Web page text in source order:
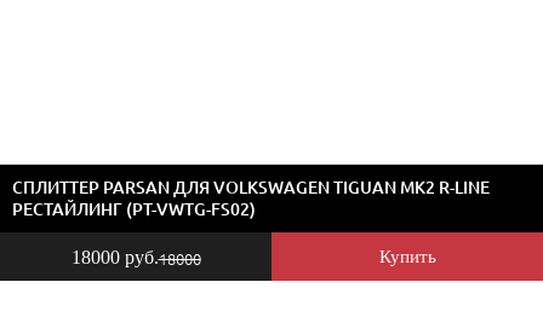
18000 руб.18000 Купить
СПЛИТТЕР PARSAN ДЛЯ VOLKSWAGEN TIGUAN MK2 R-LINE
РЕСТАЙЛИНГ (PT-VWTG-FS02)